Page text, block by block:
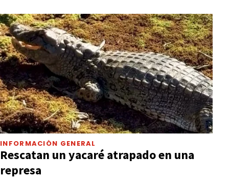
INFORMACIÓN GENERAL
Rescatan un yacaré atrapado en una
represa